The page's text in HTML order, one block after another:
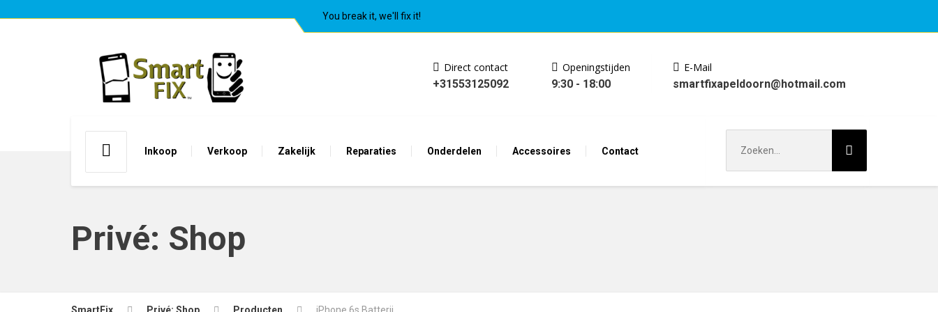
You break it, we'll fix it!
Inkoop Verkoop Zakelijk Reparaties Onderdelen Accessoires Contact
Direct contact
+31553125092
Openingstijden
9:30 - 18:00
E-Mail
smartfixapeldoorn@hotmail.com
naar:
Privé: Shop